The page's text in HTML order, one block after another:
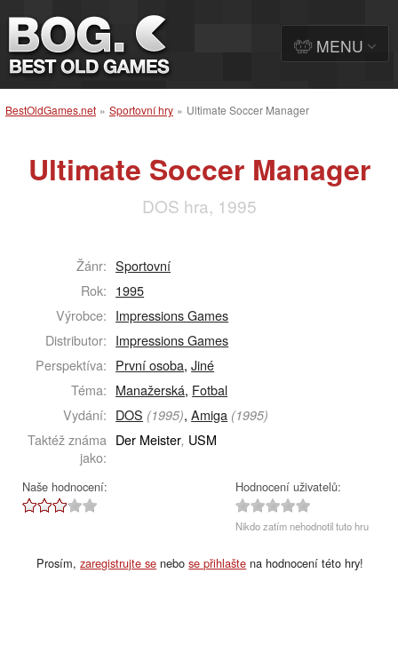
BestOldGames.net » Sportovní hry » Ultimate Soccer Manager
Ultimate Soccer Manager
DOS hra, 1995
Žánr: Sportovní
Rok: 1995
Výrobce: Impressions Games
Distributor: Impressions Games
Perspektíva: První osoba,Jiné
Téma: Manažerská, Fotbal
Vydání: DOS (1995),Amiga (1995)
Taktéž známa
jako:
Der Meister, USM
Naše hodnocení: Hodnocení uživatelů:
Nikdo zatím nehodnotil tuto hru
Prosím,zaregistrujte se nebose přihlašte na hodnocení této hry!
MENU